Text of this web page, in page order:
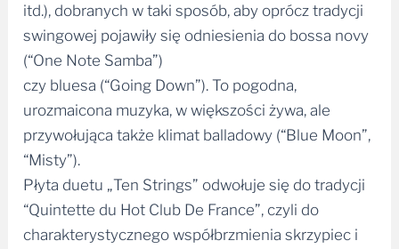
itd.), dobranych w taki sposób, aby oprócz tradycji
swingowej pojawiły się odniesienia do bossa novy
(“One Note Samba”)
czy bluesa (“Going Down”). To pogodna,
urozmaicona muzyka, w większości żywa, ale
przywołująca także klimat balladowy (“Blue Moon”,
“Misty”).
Płyta duetu „Ten Strings” odwołuje się do tradycji
“Quintette du Hot Club De France”, czyli do
charakterystycznego współbrzmienia skrzypiec i